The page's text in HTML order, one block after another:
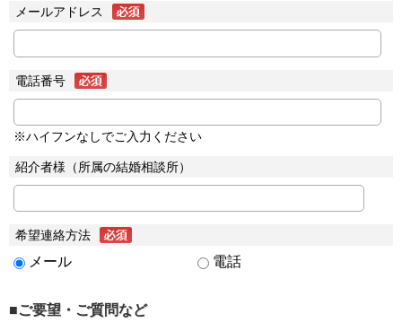
メールアドレス
電話番号
※ハイフンなしでご入力ください
紹介者様（所属の結婚相談所）
希望連絡方法
メール 電話
■ご要望・ご質問など